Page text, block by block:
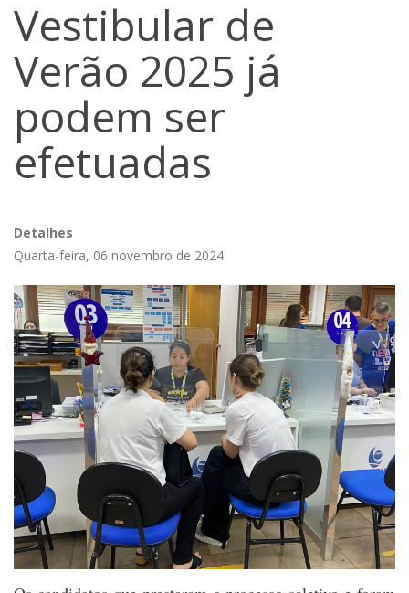
Vestibular de
Verão 2025 já
podem ser
efetuadas
Detalhes
Quarta-feira, 06 novembro de 2024